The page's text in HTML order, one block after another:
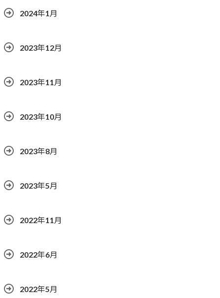
2024年1月
2023年12月
2023年11月
2023年10月
2023年8月
2023年5月
2022年11月
2022年6月
2022年5月